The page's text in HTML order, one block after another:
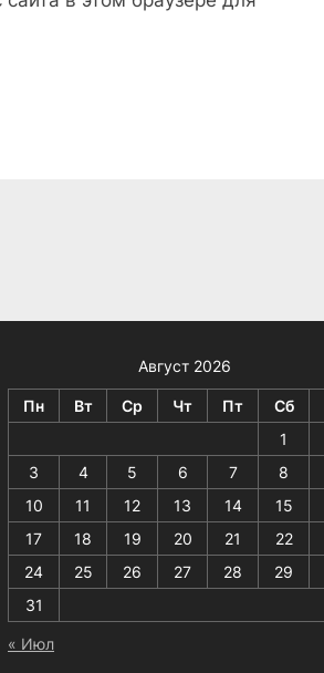
Август 2026
Пн Вт Ср Чт Пт Сб
1
3
4 5 6 7 8
10
11 12 13 14 15
17
18 19 20 21 22
24
25 26 27 28 29
31
« Июл